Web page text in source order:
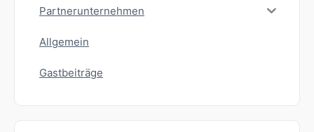
Partnerunternehmen
Allgemein
Gastbeiträge